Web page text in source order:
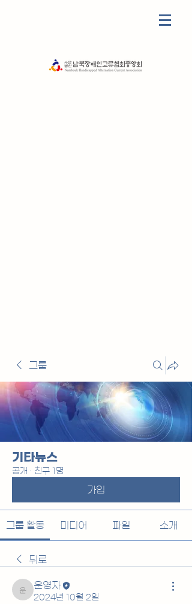
그룹
기타뉴스
공개 · 친구 1명
가입
그룹 활동 미디어 파일 소개
뒤로
운영자
운영자
2024년 10월 2일